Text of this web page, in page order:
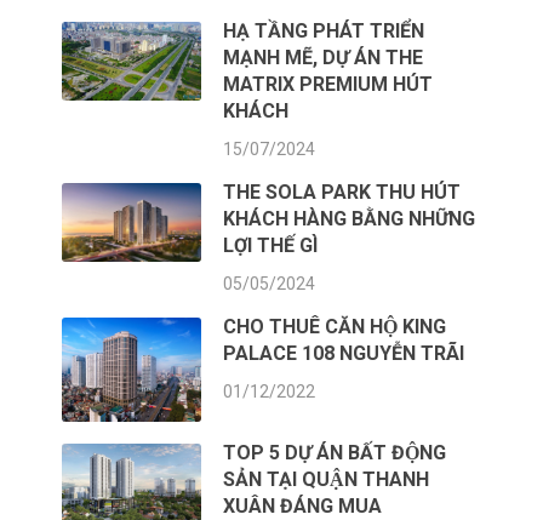
HẠ TẦNG PHÁT TRIỂN
MẠNH MẼ, DỰ ÁN THE
MATRIX PREMIUM HÚT
KHÁCH
15/07/2024
THE SOLA PARK THU HÚT
KHÁCH HÀNG BẰNG NHỮNG
LỢI THẾ GÌ
05/05/2024
CHO THUÊ CĂN HỘ KING
PALACE 108 NGUYỄN TRÃI
01/12/2022
TOP 5 DỰ ÁN BẤT ĐỘNG
SẢN TẠI QUẬN THANH
XUÂN ĐÁNG MUA